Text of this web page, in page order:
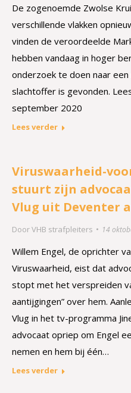
De zogenoemde Zwolse
verschillende vlakken
vinden de veroordeelde
hebben vandaag in hoger
onderzoek te doen naar
slachtoffer is gevonden.
september 2020
Lees verder
Viruswaarheid-
stuurt zijn
Vlug uit Deventer
DoorVHB strafpleiters 14
Willem Engel, de oprichter
Viruswaarheid, eist dat
stopt met het verspreiden
aantijgingen” over hem.
Vlug in het tv-programma
advocaat opriep om Engel
nemen en hem bij één…
Lees verder